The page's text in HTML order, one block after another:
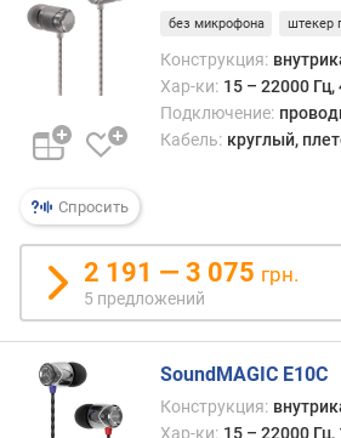
ч
а
с
т
т
Г
ц
)
ч
у
в
с
Спросить
без микрофона штекер
Конструкция:
Хар-ки: 15 – 22000
Подключение:
Кабель: круглый,
2 191 — 3 075 грн.
5 предложений
SoundMAGIC E10C
Конструкция:
Хар-ки: 15 – 22000